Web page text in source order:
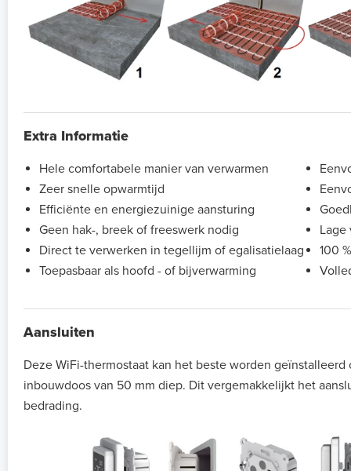
Extra Informatie
Hele comfortabele manier van verwarmen
Zeer snelle opwarmtijd
Efficiënte en energiezuinige aansturing
Geen hak-, breek of freeswerk nodig
Direct te verwerken in tegellijm of egalisatielaag
Toepasbaar als hoofd - of bijverwarming
Lage
100
Aansluiten
Deze WiFi-thermostaat kan het beste worden geïnstalleerd
inbouwdoos van 50 mm diep. Dit vergemakkelijkt het
bedrading.